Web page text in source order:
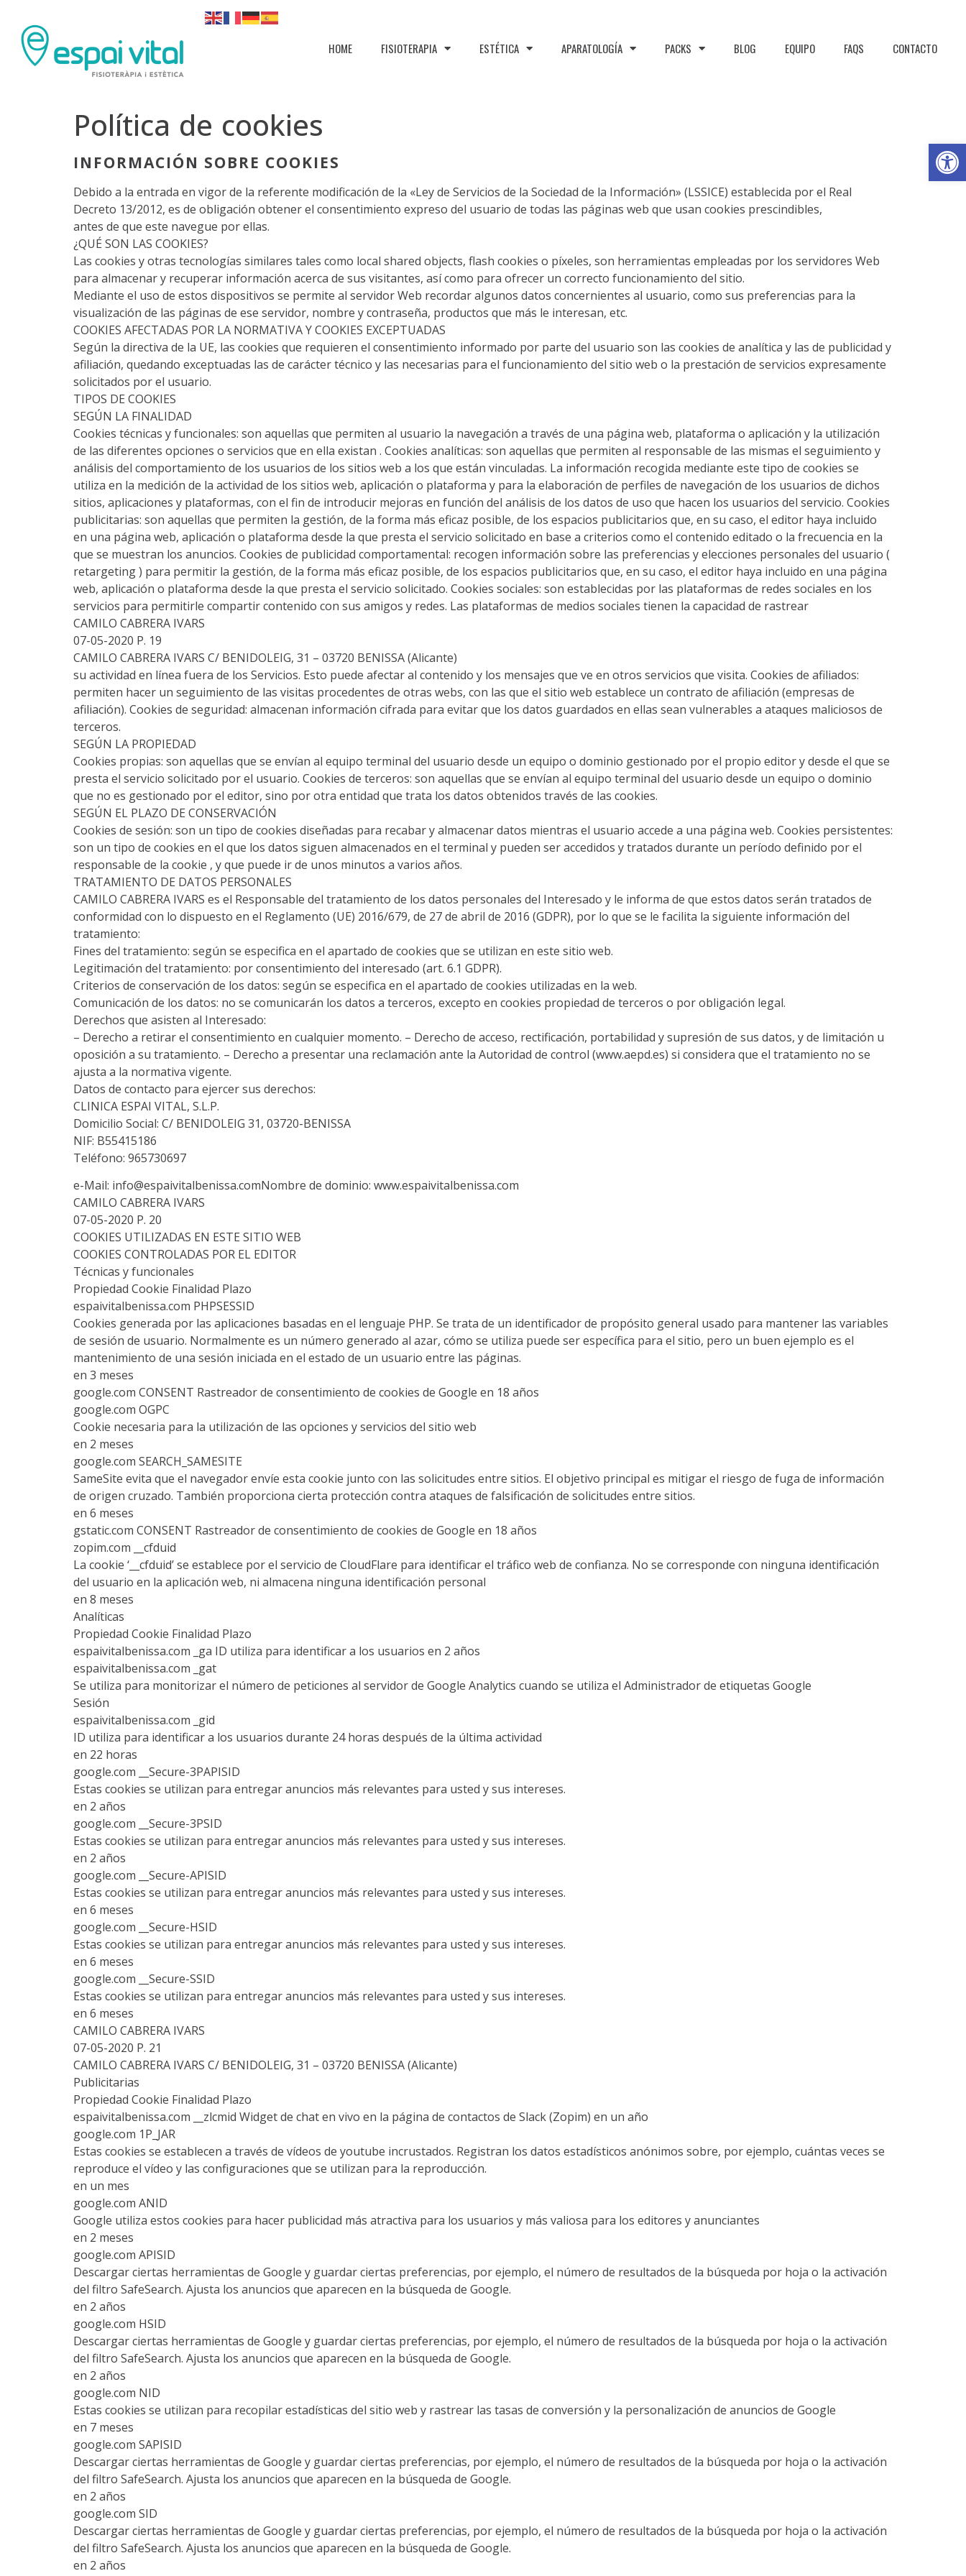
HOME FISIOTERAPIA ESTÉTICA APARATOLOGÍA PACKS BLOG EQUIPO FAQS CONTACTO
Política de cookies
INFORMACIÓN SOBRE COOKIES
Debido a la entrada en vigor de la referente modificación de la «Ley de Servicios de la Sociedad de la Información» (LSSICE) establecida por el Real
Decreto 13/2012, es de obligación obtener el consentimiento expreso del usuario de todas las páginas web que usan cookies prescindibles,
antes de que este navegue por ellas.
¿QUÉ SON LAS COOKIES?
Las cookies y otras tecnologías similares tales como local shared objects, flash cookies o píxeles, son herramientas empleadas por los servidores Web
para almacenar y recuperar información acerca de sus visitantes, así como para ofrecer un correcto funcionamiento del sitio.
Mediante el uso de estos dispositivos se permite al servidor Web recordar algunos datos concernientes al usuario, como sus preferencias para la
visualización de las páginas de ese servidor, nombre y contraseña, productos que más le interesan, etc.
COOKIES AFECTADAS POR LA NORMATIVA Y COOKIES EXCEPTUADAS
Según la directiva de la UE, las cookies que requieren el consentimiento informado por parte del usuario son las cookies de analítica y las de publicidad y
afiliación, quedando exceptuadas las de carácter técnico y las necesarias para el funcionamiento del sitio web o la prestación de servicios expresamente
solicitados por el usuario.
TIPOS DE COOKIES
SEGÚN LA FINALIDAD
Cookies técnicas y funcionales: son aquellas que permiten al usuario la navegación a través de una página web, plataforma o aplicación y la utilización
de las diferentes opciones o servicios que en ella existan . Cookies analíticas: son aquellas que permiten al responsable de las mismas el seguimiento y
análisis del comportamiento de los usuarios de los sitios web a los que están vinculadas. La información recogida mediante este tipo de cookies se
utiliza en la medición de la actividad de los sitios web, aplicación o plataforma y para la elaboración de perfiles de navegación de los usuarios de dichos
sitios, aplicaciones y plataformas, con el fin de introducir mejoras en función del análisis de los datos de uso que hacen los usuarios del servicio. Cookies
publicitarias: son aquellas que permiten la gestión, de la forma más eficaz posible, de los espacios publicitarios que, en su caso, el editor haya incluido
en una página web, aplicación o plataforma desde la que presta el servicio solicitado en base a criterios como el contenido editado o la frecuencia en la
que se muestran los anuncios. Cookies de publicidad comportamental: recogen información sobre las preferencias y elecciones personales del usuario (
retargeting ) para permitir la gestión, de la forma más eficaz posible, de los espacios publicitarios que, en su caso, el editor haya incluido en una página
web, aplicación o plataforma desde la que presta el servicio solicitado. Cookies sociales: son establecidas por las plataformas de redes sociales en los
servicios para permitirle compartir contenido con sus amigos y redes. Las plataformas de medios sociales tienen la capacidad de rastrear
CAMILO CABRERA IVARS
07-05-2020 P. 19
CAMILO CABRERA IVARS C/ BENIDOLEIG, 31 – 03720 BENISSA (Alicante)
su actividad en línea fuera de los Servicios. Esto puede afectar al contenido y los mensajes que ve en otros servicios que visita. Cookies de afiliados:
permiten hacer un seguimiento de las visitas procedentes de otras webs, con las que el sitio web establece un contrato de afiliación (empresas de
afiliación). Cookies de seguridad: almacenan información cifrada para evitar que los datos guardados en ellas sean vulnerables a ataques maliciosos de
terceros.
SEGÚN LA PROPIEDAD
Cookies propias: son aquellas que se envían al equipo terminal del usuario desde un equipo o dominio gestionado por el propio editor y desde el que se
presta el servicio solicitado por el usuario. Cookies de terceros: son aquellas que se envían al equipo terminal del usuario desde un equipo o dominio
que no es gestionado por el editor, sino por otra entidad que trata los datos obtenidos través de las cookies.
SEGÚN EL PLAZO DE CONSERVACIÓN
Cookies de sesión: son un tipo de cookies diseñadas para recabar y almacenar datos mientras el usuario accede a una página web. Cookies persistentes:
son un tipo de cookies en el que los datos siguen almacenados en el terminal y pueden ser accedidos y tratados durante un período definido por el
responsable de la cookie , y que puede ir de unos minutos a varios años.
TRATAMIENTO DE DATOS PERSONALES
CAMILO CABRERA IVARS es el Responsable del tratamiento de los datos personales del Interesado y le informa de que estos datos serán tratados de
conformidad con lo dispuesto en el Reglamento (UE) 2016/679, de 27 de abril de 2016 (GDPR), por lo que se le facilita la siguiente información del
tratamiento:
Fines del tratamiento: según se especifica en el apartado de cookies que se utilizan en este sitio web.
Legitimación del tratamiento: por consentimiento del interesado (art. 6.1 GDPR).
Criterios de conservación de los datos: según se especifica en el apartado de cookies utilizadas en la web.
Comunicación de los datos: no se comunicarán los datos a terceros, excepto en cookies propiedad de terceros o por obligación legal.
Derechos que asisten al Interesado:
– Derecho a retirar el consentimiento en cualquier momento. – Derecho de acceso, rectificación, portabilidad y supresión de sus datos, y de limitación u
oposición a su tratamiento. – Derecho a presentar una reclamación ante la Autoridad de control (www.aepd.es) si considera que el tratamiento no se
ajusta a la normativa vigente.
Datos de contacto para ejercer sus derechos:
CLINICA ESPAI VITAL, S.L.P.
Domicilio Social: C/ BENIDOLEIG 31, 03720-BENISSA
NIF: B55415186
Teléfono: 965730697
e-Mail: info@espaivitalbenissa.comNombre de dominio: www.espaivitalbenissa.com
CAMILO CABRERA IVARS
07-05-2020 P. 20
COOKIES UTILIZADAS EN ESTE SITIO WEB
COOKIES CONTROLADAS POR EL EDITOR
Técnicas y funcionales
Propiedad Cookie Finalidad Plazo
espaivitalbenissa.com PHPSESSID
Cookies generada por las aplicaciones basadas en el lenguaje PHP. Se trata de un identificador de propósito general usado para mantener las variables
de sesión de usuario. Normalmente es un número generado al azar, cómo se utiliza puede ser específica para el sitio, pero un buen ejemplo es el
mantenimiento de una sesión iniciada en el estado de un usuario entre las páginas.
en 3 meses
google.com CONSENT Rastreador de consentimiento de cookies de Google en 18 años
google.com OGPC
Cookie necesaria para la utilización de las opciones y servicios del sitio web
en 2 meses
google.com SEARCH_SAMESITE
SameSite evita que el navegador envíe esta cookie junto con las solicitudes entre sitios. El objetivo principal es mitigar el riesgo de fuga de información
de origen cruzado. También proporciona cierta protección contra ataques de falsificación de solicitudes entre sitios.
en 6 meses
gstatic.com CONSENT Rastreador de consentimiento de cookies de Google en 18 años
zopim.com __cfduid
La cookie ‘__cfduid’ se establece por el servicio de CloudFlare para identificar el tráfico web de confianza. No se corresponde con ninguna identificación
del usuario en la aplicación web, ni almacena ninguna identificación personal
en 8 meses
Analíticas
Propiedad Cookie Finalidad Plazo
espaivitalbenissa.com _ga ID utiliza para identificar a los usuarios en 2 años
espaivitalbenissa.com _gat
Se utiliza para monitorizar el número de peticiones al servidor de Google Analytics cuando se utiliza el Administrador de etiquetas Google
Sesión
espaivitalbenissa.com _gid
ID utiliza para identificar a los usuarios durante 24 horas después de la última actividad
en 22 horas
google.com __Secure-3PAPISID
Estas cookies se utilizan para entregar anuncios más relevantes para usted y sus intereses.
en 2 años
google.com __Secure-3PSID
Estas cookies se utilizan para entregar anuncios más relevantes para usted y sus intereses.
en 2 años
google.com __Secure-APISID
Estas cookies se utilizan para entregar anuncios más relevantes para usted y sus intereses.
en 6 meses
google.com __Secure-HSID
Estas cookies se utilizan para entregar anuncios más relevantes para usted y sus intereses.
en 6 meses
google.com __Secure-SSID
Estas cookies se utilizan para entregar anuncios más relevantes para usted y sus intereses.
en 6 meses
CAMILO CABRERA IVARS
07-05-2020 P. 21
CAMILO CABRERA IVARS C/ BENIDOLEIG, 31 – 03720 BENISSA (Alicante)
Publicitarias
Propiedad Cookie Finalidad Plazo
espaivitalbenissa.com __zlcmid Widget de chat en vivo en la página de contactos de Slack (Zopim) en un año
google.com 1P_JAR
Estas cookies se establecen a través de vídeos de youtube incrustados. Registran los datos estadísticos anónimos sobre, por ejemplo, cuántas veces se
reproduce el vídeo y las configuraciones que se utilizan para la reproducción.
en un mes
google.com ANID
Google utiliza estos cookies para hacer publicidad más atractiva para los usuarios y más valiosa para los editores y anunciantes
en 2 meses
google.com APISID
Descargar ciertas herramientas de Google y guardar ciertas preferencias, por ejemplo, el número de resultados de la búsqueda por hoja o la activación
del filtro SafeSearch. Ajusta los anuncios que aparecen en la búsqueda de Google.
en 2 años
google.com HSID
Descargar ciertas herramientas de Google y guardar ciertas preferencias, por ejemplo, el número de resultados de la búsqueda por hoja o la activación
del filtro SafeSearch. Ajusta los anuncios que aparecen en la búsqueda de Google.
en 2 años
google.com NID
Estas cookies se utilizan para recopilar estadísticas del sitio web y rastrear las tasas de conversión y la personalización de anuncios de Google
en 7 meses
google.com SAPISID
Descargar ciertas herramientas de Google y guardar ciertas preferencias, por ejemplo, el número de resultados de la búsqueda por hoja o la activación
del filtro SafeSearch. Ajusta los anuncios que aparecen en la búsqueda de Google.
en 2 años
google.com SID
Descargar ciertas herramientas de Google y guardar ciertas preferencias, por ejemplo, el número de resultados de la búsqueda por hoja o la activación
del filtro SafeSearch. Ajusta los anuncios que aparecen en la búsqueda de Google.
en 2 años